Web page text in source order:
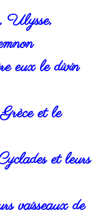
Ulysse,
eux le divin
et le
et leurs
vaisseaux de